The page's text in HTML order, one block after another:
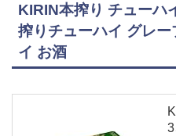
KIRIN本搾り チューハ
搾りチューハイ グレ
イ お酒